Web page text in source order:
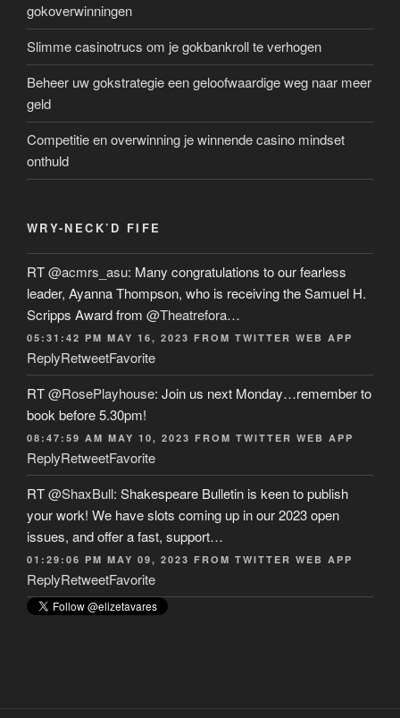
gokoverwinningen
Slimme casinotrucs om je gokbankroll te verhogen
Beheer uw gokstrategie een geloofwaardige weg naar meer
geld
Competitie en overwinning je winnende casino mindset
onthuld
WRY-NECK’D FIFE
RT@acmrs_asu: Many congratulations to our fearless
leader, Ayanna Thompson, who is receiving the Samuel H.
Scripps Award from @Theatrefora…
05:31:42 PM MAY 16, 2023 FROM TWITTER WEB APP
ReplyRetweetFavorite
RT@RosePlayhouse: Join us next Monday…remember to
book before 5.30pm!
08:47:59 AM MAY 10, 2023 FROM TWITTER WEB APP
ReplyRetweetFavorite
RT@ShaxBull: Shakespeare Bulletin is keen to publish
your work! We have slots coming up in our 2023 open
issues, and offer a fast, support…
01:29:06 PM MAY 09, 2023 FROM TWITTER WEB APP
ReplyRetweetFavorite